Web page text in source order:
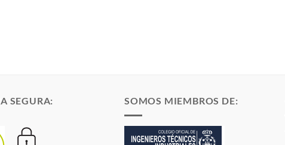
SEGURA: SOMOS MIEMBROS DE: